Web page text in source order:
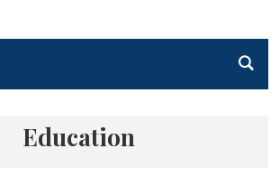
Education